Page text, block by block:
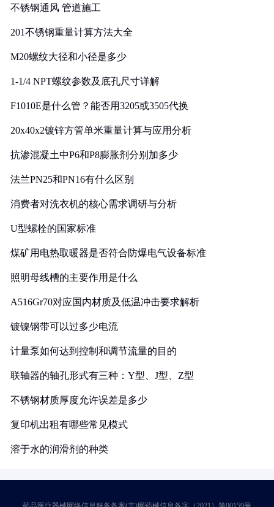
不锈钢通风 管道施工
201不锈钢重量计算方法大全
M20螺纹大径和小径是多少
1-1/4 NPT螺纹参数及底孔尺寸详解
F1010E是什么管？能否用3205或3505代换
20x40x2镀锌方管单米重量计算与应用分析
抗渗混凝土中P6和P8膨胀剂分别加多少
法兰PN25和PN16有什么区别
消费者对洗衣机的核心需求调研与分析
U型螺栓的国家标准
煤矿用电热取暖器是否符合防爆电气设备标准
照明母线槽的主要作用是什么
A516Gr70对应国内材质及低温冲击要求解析
镀镍钢带可以过多少电流
计量泵如何达到控制和调节流量的目的
联轴器的轴孔形式有三种：Y型、J型、Z型
不锈钢材质厚度允许误差是多少
复印机出租有哪些常见模式
溶于水的润滑剂的种类